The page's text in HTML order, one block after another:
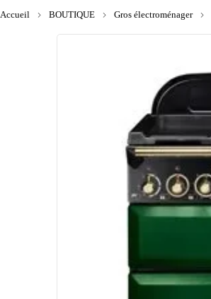
Accueil BOUTIQUE Gros électroménager